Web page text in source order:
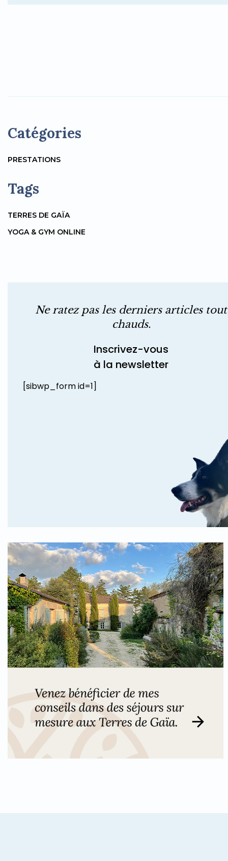
Catégories
PRESTATIONS
Tags
TERRES DE GAÏA
YOGA & GYM ONLINE
Ne ratez pas les derniers articles tout
chauds.
Inscrivez-vous
à la newsletter
[sibwp_form id=1]